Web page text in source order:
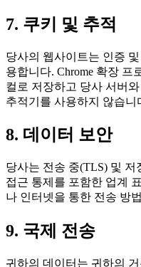
7. 쿠키 및 추적
당사의 웹사이트는 인증
용합니다. Chrome 확장 프
컬로 저장하고 당사 서버
추적기를 사용하지 않습니
8. 데이터 보안
당사는 전송 중(TLS) 및
접근 통제를 포함한 업계
나 인터넷을 통한 전송 방
9. 국제 전송
귀하의 데이터는 귀하의